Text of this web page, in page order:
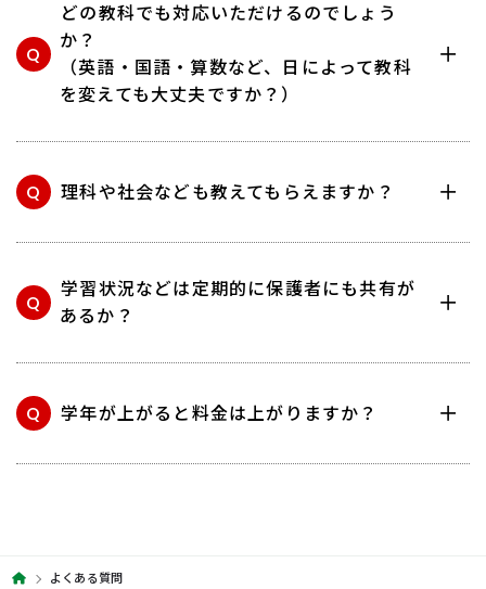
Q
どの教科でも対応いただけるのでしょう
か？
（英語・国語・算数など、日によって教科
を変えても大丈夫ですか？）
Q 理科や社会なども教えてもらえますか？
Q
学習状況などは定期的に保護者にも共有が
あるか？
Q 学年が上がると料金は上がりますか？
よくある質問